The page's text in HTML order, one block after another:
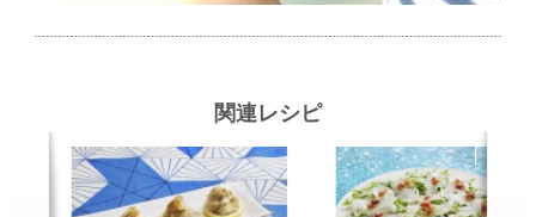
顔が見える食品。 ホーム
野菜。
加工品。